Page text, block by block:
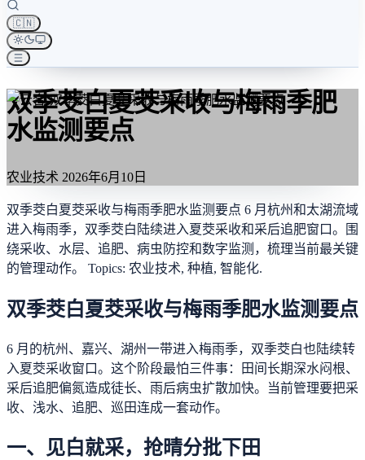
🇨🇳
双季茭白夏茭采收与梅雨季肥
水监测要点
农业技术 2026年6月10日
双季茭白夏茭采收与梅雨季肥水监测要点 6 月杭州和太湖流域
进入梅雨季，双季茭白陆续进入夏茭采收和采后追肥窗口。围
绕采收、水层、追肥、病虫防控和数字监测，梳理当前最关键
的管理动作。 Topics: 农业技术, 种植, 智能化.
双季茭白夏茭采收与梅雨季肥水监测要点
6 月的杭州、嘉兴、湖州一带进入梅雨季，双季茭白也陆续转
入夏茭采收窗口。这个阶段最怕三件事：田间长期深水闷根、
采后追肥偏氮造成徒长、雨后病虫扩散加快。当前管理要把采
收、浅水、追肥、巡田连成一套动作。
一、见白就采，抢晴分批下田